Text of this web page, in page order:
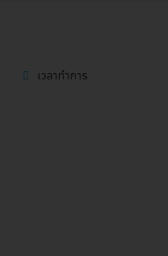
เวลาทำการ